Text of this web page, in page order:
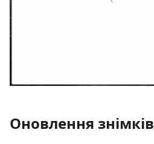
Оновлення знімків